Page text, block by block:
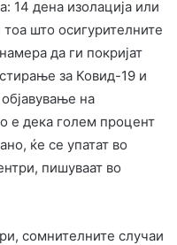
14 дена изолација или
што осигурителните
да ги покријат
за Ковид-19 и
на
е дека голем процент
ќе се упатат во
пишуваат во
сомнителните случаи